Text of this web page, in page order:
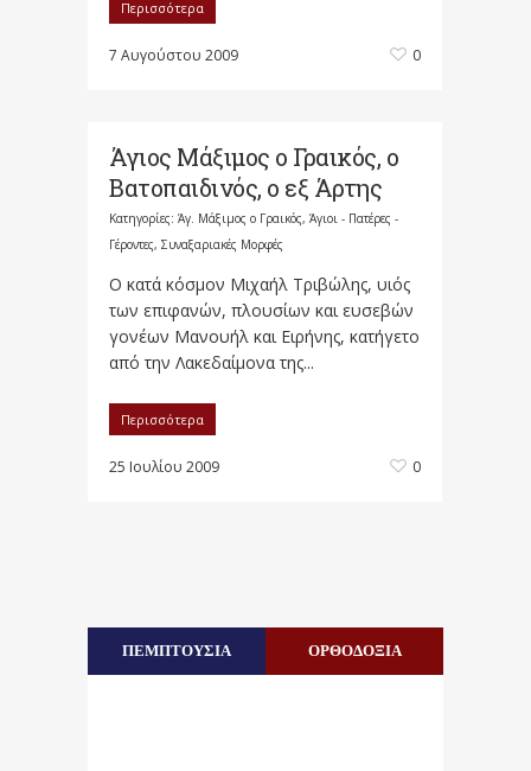
Περισσότερα
7 Αυγούστου 2009 0
Άγιος Μάξιμος ο Γραικός, ο
Βατοπαιδινός, ο εξ Άρτης
Κατηγορίες: Άγ. Μάξιμος ο Γραικός, Άγιοι - Πατέρες -
Γέροντες, Συναξαριακές Μορφές
Ο κατά κόσμον Μιχαήλ Τριβώλης, υιός
των επιφανών, πλουσίων και ευσεβών
γονέων Μανουήλ και Ειρήνης, κατήγετο
από την Λακεδαίμονα της...
Περισσότερα
25 Ιουλίου 2009 0
ΠΕΜΠΤΟΥΣΙΑ ΟΡΘΟΔΟΞΙΑ